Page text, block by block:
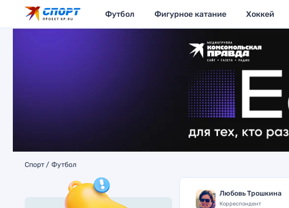
Футбол Фигурное катание Хоккей
Спорт Футбол
Любовь Трошкина
Корреспондент